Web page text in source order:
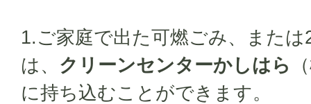
1.ご家庭で出た可燃ごみ、また
は、 クリーンセンターかしはら
に持ち込むことができます。